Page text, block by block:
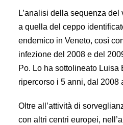
L’analisi della sequenza
a quella del ceppo
endemico in Veneto, così
infezione del 2008 e del
Po. Lo ha sottolineato
ripercorso i 5 anni, dal 2008
Oltre all’attività di
con altri centri europei,